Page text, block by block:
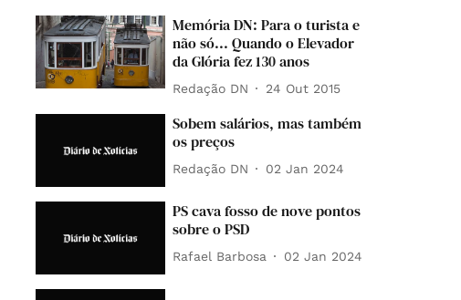
Memória DN: Para o turista e
não só... Quando o Elevador
da Glória fez 130 anos
Redação DN 24 Out 2015
Sobem salários, mas também
os preços
Redação DN 02 Jan 2024
PS cava fosso de nove pontos
sobre o PSD
Rafael Barbosa 02 Jan 2024